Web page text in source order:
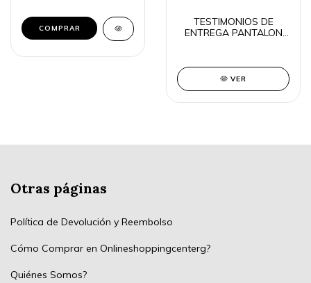
COMPRAR
TESTIMONIOS DE
ENTREGA PANTALON
VER
Otras páginas
Política de Devolución y Reembolso
Cómo Comprar en Onlineshoppingcenterg?
Quiénes Somos?